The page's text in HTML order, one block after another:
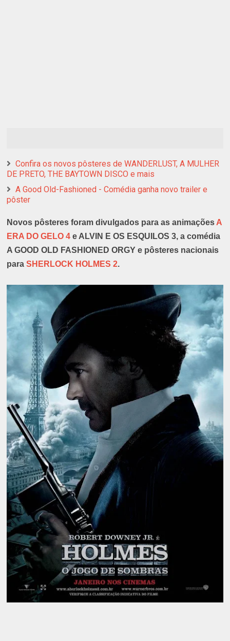
Confira os novos pôsteres de WANDERLUST, A MULHER
DE PRETO, THE BAYTOWN DISCO e mais
A Good Old-Fashioned - Comédia ganha novo trailer e
pôster
Novos pôsteres foram divulgados para as animações A
ERA DO GELO 4 e ALVIN E OS ESQUILOS 3, a comédia
A GOOD OLD FASHIONED ORGY e pôsteres nacionais
paraSHERLOCK HOLMES 2.